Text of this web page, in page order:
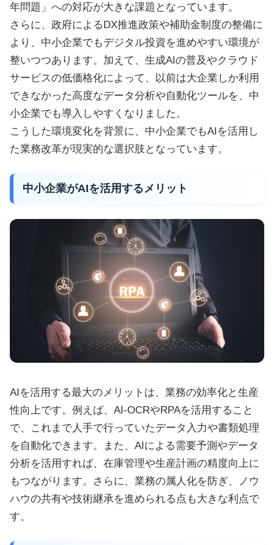
年問題」への対応が大きな課題となっています。
さらに、政府によるDX推進政策や補助金制度の整備に
より、中小企業でもデジタル投資を進めやすい環境が
整いつつあります。加えて、生成AIの普及やクラウド
サービスの低価格化によって、以前は大企業しか利用
できなかった高度なデータ分析や自動化ツールを、中
小企業でも導入しやすくなりました。
こうした環境変化を背景に、中小企業でもAIを活用し
た業務改革が現実的な選択肢となっています。
中小企業がAIを活用するメリット
AIを活用する最大のメリットは、業務の効率化と生産
性向上です。例えば、AI-OCRやRPAを活用すること
で、これまで人手で行っていたデータ入力や書類処理
を自動化できます。また、AIによる需要予測やデータ
分析を活用すれば、在庫管理や生産計画の精度向上に
もつながります。さらに、業務の属人化を防ぎ、ノウ
ハウの共有や技術継承を進められる点も大きな利点で
す。